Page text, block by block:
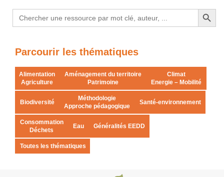
Search
for:
Search Button
Parcourir les thématiques
Alimentation
Agriculture
Aménagement du territoire
Patrimoine
Climat
Energie – Mobilité
Biodiversité
Méthodologie
Approche pédagogique
Santé-environnement
Consommation
Déchets
Eau Généralités EEDD
Toutes les thématiques